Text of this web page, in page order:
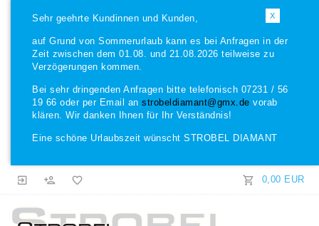
X
Sehr geehrte Kundinnen und Kunden,
auf Grund von Sommerurlaub kann es bei Anfragen in der
Zeit zwischen dem 01.08. und 21.08.2026 teilweise zu
Verzögerungen kommen.
Bei sehr dringenden Anfragen bitte telefonisch 07231 / 56
19 66 oder per Email an strobeldiamant@gmx.de vorab
klären. Wir danken Ihnen für Ihr Verständnis!
Eine schöne Urlaubszeit wünscht STROBEL DIAMANT
0,00 EUR